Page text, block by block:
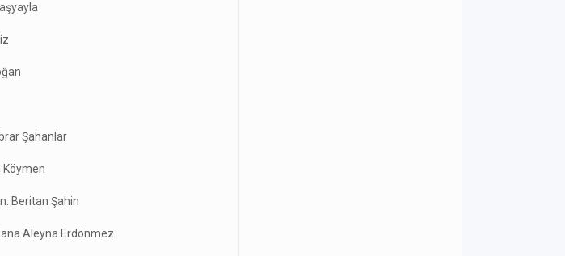
Şahanlar
Köymen
Beritan Şahin
Aleyna Erdönmez